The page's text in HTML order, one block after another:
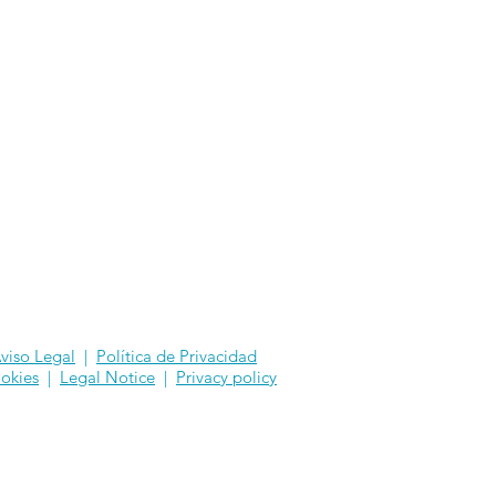
Legal | Política de Privacidad
| Legal Notice | Privacy policy